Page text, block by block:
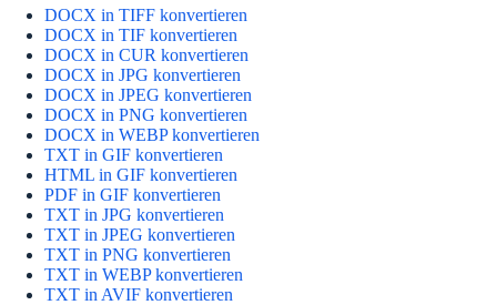
DOCX in TIFF konvertieren
DOCX in TIF konvertieren
DOCX in CUR konvertieren
DOCX in JPG konvertieren
DOCX in JPEG konvertieren
DOCX in PNG konvertieren
DOCX in WEBP konvertieren
TXT in GIF konvertieren
HTML in GIF konvertieren
PDF in GIF konvertieren
TXT in JPG konvertieren
TXT in JPEG konvertieren
TXT in PNG konvertieren
TXT in WEBP konvertieren
TXT in AVIF konvertieren